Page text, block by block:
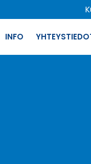
INFO